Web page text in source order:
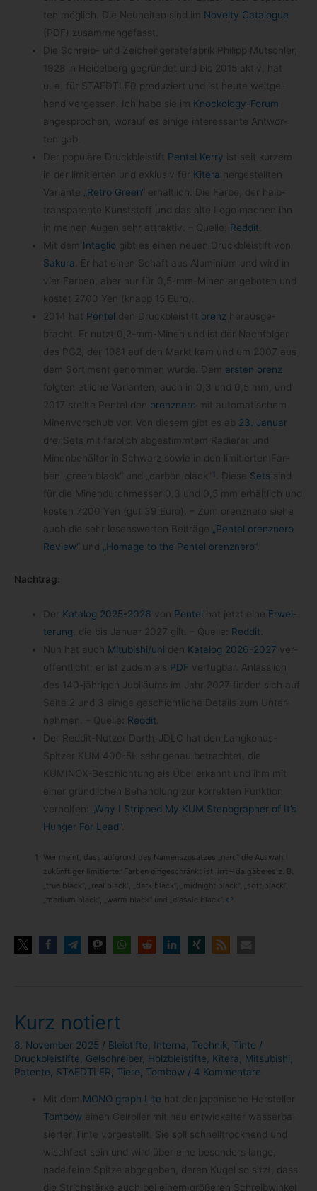
ten mög­lich. Die Neu­hei­ten sind im Novelty Cata­lo­gue
(PDF) zusammengefasst.
Die Schreib- und Zei­chen­ge­rä­te­fa­brik Phil­ipp Mutsch­ler,
1928 in Hei­del­berg gegrün­det und bis 2015 aktiv, hat
u. a. für STAEDTLER pro­du­ziert und ist heute weit­ge­
hend ver­ges­sen. Ich habe sie im Knockology-​Forum
ange­spro­chen, wor­auf es einige inter­es­sante Ant­wor­
ten gab.
Der popu­läre Druck­blei­stift Pen­tel Kerry ist seit kur­zem
in der limi­tier­ten und exklu­siv für Kitera her­ge­stell­ten
Vari­ante „Retro Green“ erhält­lich. Die Farbe, der halb­
trans­pa­rente Kunst­stoff und das alte Logo machen ihn
in mei­nen Augen sehr attrak­tiv. – Quelle: Red­dit
Mit dem Intaglio gibt es einen neuen Druck­blei­stift von
Sakura . Er hat einen Schaft aus Alu­mi­nium und wird in
vier Far­ben, aber nur für 0,5-mm-Minen ange­bo­ten und
kos­tet 2700 Yen (knapp 15 Euro).
2014 hat Pen­tel den Druck­blei­stift orenz her­aus­ge­
bracht. Er nutzt 0,2-mm-Minen und ist der Nach­fol­ger
des PG2, der 1981 auf den Markt kam und um 2007 aus
dem Sor­ti­ment genom­men wurde. Dem ers­ten orenz
folg­ten etli­che Vari­an­ten, auch in 0,3 und 0,5 mm, und
2017 stellte Pen­tel den orenz­nero mit auto­ma­ti­schem
Minen­vor­schub vor. Von die­sem gibt es ab 23. Januar
drei Sets mit farb­lich abge­stimm­tem Radie­rer und
Minen­be­häl­ter in Schwarz sowie in den limi­tier­ten Far­
ben „green black“ und „car­bon black“
1 . Diese Sets sind
für die Minen­durch­mes­ser 0,3 und 0,5 mm erhält­lich und
kos­ten 7200 Yen (gut 39 Euro). – Zum orenz­nero siehe
auch die sehr lesens­wer­ten Bei­träge „Pen­tel orenz­nero
Review“ und „Homage to the Pen­tel orenz­nero“.
Nach­trag:
Der Kata­log 2025-​2026 von Pen­tel hat jetzt eine Erwei­
te­rung , die bis Januar 2027 gilt. – Quelle: Red­dit
Nun hat auch Mitubishi/​uni den Kata­log 2026-​2027 ver­
öf­fent­licht; er ist zudem als PDF ver­füg­bar. Anläss­lich
des 140-​jährigen Jubi­lä­ums im Jahr 2027 fin­den sich auf
Seite 2 und 3 einige geschicht­li­che Details zum Unter­
neh­men. – Quelle: Red­dit
Der Reddit-​Nutzer Darth_​JDLC hat den Langkonus-​
Spitzer KUM 400-​5L sehr genau betrach­tet, die
KUMINOX-​Beschichtung als Übel erkannt und ihm mit
einer gründ­li­chen Behand­lung zur kor­rek­ten Funk­tion
ver­hol­fen:
„Why I Strip­ped My KUM Ste­no­grapher of It’s
Hun­ger For Lead“.
Wer meint, dass auf­grund des Namens­zu­sat­zes „nero“ die Aus­wahl
zukünf­ti­ger limi­tier­ter Far­ben ein­ge­schränkt ist, irrt – da gäbe es z. B.
„true black“, „real black“, „dark black“, „mid­night black“, „soft black“,
„medium black“, „warm black“ und „clas­sic black“. ↩
Kurz notiert
8. November 2025 / Bleistifte Interna Technik Tinte /
Druckbleistifte
Gelschreiber Holzbleistifte Kitera Mitsubishi
Patente
STAEDTLER Tiere Tombow / 4 Kommentare
Mit dem MONO graph Lite hat der japa­ni­sche Her­stel­ler
Tom­bow einen Gel­rol­ler mit neu ent­wi­ckel­ter was­ser­ba­
sier­ter Tinte vor­ge­stellt. Sie soll schnell­trock­nend und
wisch­fest sein und wird über eine beson­ders lange,
nadel­feine Spitze abge­ge­ben, deren Kugel so sitzt, dass
die Strich­stärke auch bei einem grö­ße­ren Schreib­win­kel